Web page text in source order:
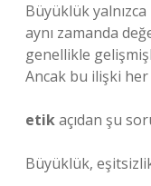
Büyüklük
aynı zamanda
genellikle
Ancak bu ilişki
etikaçıdan şu
Büyüklük,